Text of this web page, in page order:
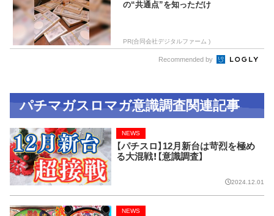
の“共通点”を知っただけ
PR(合同会社デジタルファーム )
Recommended by
パチマガスロマガ意識調査関連記事
【パチスロ】12月新台は苛烈を極め
る大混戦！【意識調査】
NEWS
2024.12.01
NEWS